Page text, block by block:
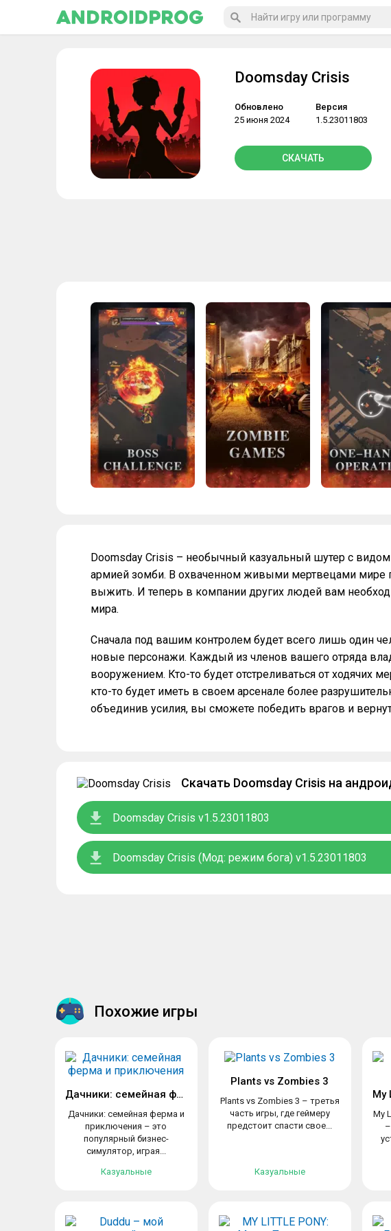
Doomsday Crisis
Обновлено
25 июня 2024
Версия
1.5.23011803
СКАЧАТЬ
Doomsday Crisis – необычный казуальный шутер с видом
армией зомби. В охваченном живыми мертвецами мире
выжить. И теперь в компании других людей вам
мира.
Сначала под вашим контролем будет всего лишь один
новые персонажи. Каждый из членов вашего отряда
вооружением. Кто-то будет отстреливаться от ходячих
кто-то будет иметь в своем арсенале более
объединив усилия, вы сможете победить врагов и
Скачать Doomsday Crisis на
Doomsday Crisis v1.5.23011803
Doomsday Crisis (Мод: режим бога) v1.5.23011803
Похожие игры
Дачники: семейная ферма и приключения
Дачники: семейная ферма и
приключения – это
популярный бизнес-
симулятор, играя...
Казуальные
Plants vs Zombies 3
Plants vs Zombies 3 – третья
часть игры, где геймеру
предстоит спасти свое...
Казуальные
My